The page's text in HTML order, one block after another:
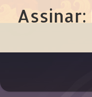
Assinar: